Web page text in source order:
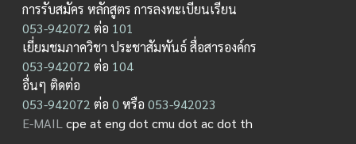
การรับสมัคร หลักสูตร การลงทะเบียนเรียน
053-942072 ต่อ 101
เยี่ยมชมภาควิชา ประชาสัมพันธ์ สื่อสารองค์กร
053-942072 ต่อ 104
อื่นๆ ติดต่อ
053-942072 ต่อ0 หรือ053-942023
E-MAILcpe at eng dot cmu dot ac dot th